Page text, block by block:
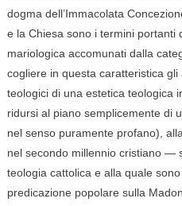
dogma dell’Immacolata
e la Chiesa sono i termini portanti
mariologica accomunati dalla
cogliere in questa caratteristica
teologici di una estetica teologica
ridursi al piano semplicemente di
nel senso puramente profano),
nel secondo millennio cristiano —
teologia cattolica e alla quale
predicazione popolare sulla